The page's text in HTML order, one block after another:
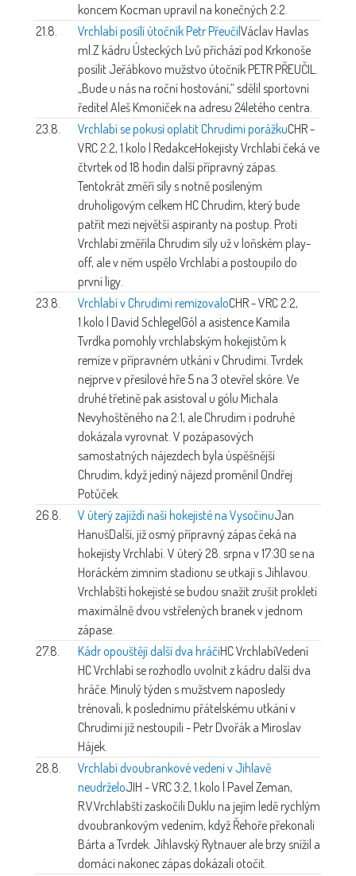
koncem Kocman upravil na konečných 2:2.
21.8.
Vrchlabí posílí útočník Petr PřeučilVáclav Havlas
ml. Z kádru Ústeckých Lvů přichází pod Krkonoše
posílit Jeřábkovo mužstvo útočník PETR PŘEUČIL.
„Bude u nás na roční hostování,“ sdělil sportovní
ředitel Aleš Kmoníček na adresu 24letého centra.
23.8.
Vrchlabí se pokusí oplatit Chrudimi porážkuCHR -
VRC 2:2, 1.kolo | RedakceHokejisty Vrchlabí čeká ve
čtvrtek od 18 hodin další přípravný zápas.
Tentokrát změří síly s notně posíleným
druholigovým celkem HC Chrudim, který bude
patřit mezi největší aspiranty na postup. Proti
Vrchlabí změřila Chrudim síly už v loňském play-
off, ale v něm uspělo Vrchlabí a postoupilo do
první ligy.
23.8.
Vrchlabí v Chrudimi remizovaloCHR - VRC 2:2,
1.kolo | David SchlegelGól a asistence Kamila
Tvrdka pomohly vrchlabským hokejistům k
remíze v přípravném utkání v Chrudimi. Tvrdek
nejprve v přesilové hře 5 na 3 otevřel skóre. Ve
druhé třetině pak asistoval u gólu Michala
Nevyhoštěného na 2:1, ale Chrudim i podruhé
dokázala vyrovnat. V pozápasových
samostatných nájezdech byla úspěšnější
Chrudim, když jediný nájezd proměnil Ondřej
Potůček.
26.8.
V úterý zajíždí naši hokejisté na VysočinuJan
HanušDalší, již osmý přípravný zápas čeká na
hokejisty Vrchlabí. V úterý 28. srpna v 17:30 se na
Horáckém zimním stadionu se utkají s Jihlavou.
Vrchlabští hokejisté se budou snažit zrušit prokletí
maximálně dvou vstřelených branek v jednom
zápase.
27.8.
Kádr opouštějí další dva hráčiHC VrchlabíVedení
HC Vrchlabí se rozhodlo uvolnit z kádru další dva
hráče. Minulý týden s mužstvem naposledy
trénovali, k poslednímu přátelskému utkání v
Chrudimi již nestoupili - Petr Dvořák a Miroslav
Hájek.
28.8.
Vrchlabí dvoubrankové vedení v Jihlavě
neudrželoJIH - VRC 3:2, 1.kolo | Pavel Zeman,
R.V.Vrchlabští zaskočili Duklu na jejím ledě rychlým
dvoubrankovým vedením, když Řehoře překonali
Bárta a Tvrdek. Jihlavský Rytnauer ale brzy snížil a
domácí nakonec zápas dokázali otočit.